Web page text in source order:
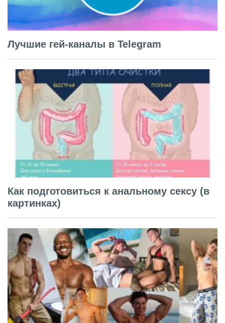
Лучшие гей-каналы в Telegram
Как подготовиться к анальному сексу (в
картинках)